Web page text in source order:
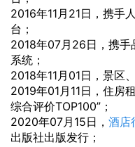
2016年11月21日，携手
台；
2018年07月26日，携手
系统；
2018年11月01日，景区
2019年01月11日，住房
综合评价TOP100”；
2020年07月15日， 酒店
出版社出版发行；